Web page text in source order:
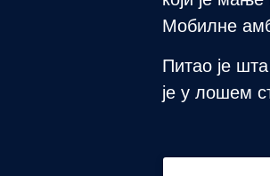
Мобилне
Питао је
је у лошем